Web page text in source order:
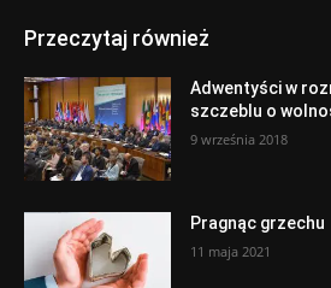
Przeczytaj również
Adwentyści w
szczeblu o
9 września 2018
Pragnąc grzechu
11 maja 2021